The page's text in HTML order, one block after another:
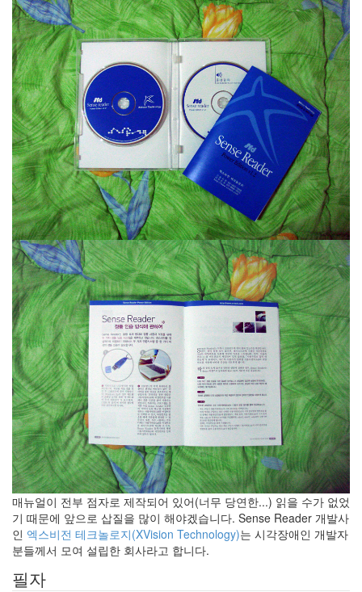
매뉴얼이 전부 점자로 제작되어 있어(너무 당연한...) 읽을 수가 없었
기 때문에 앞으로 삽질을 많이 해야겠습니다. Sense Reader 개발사
인 엑스비전 테크놀로지(XVision Technology)는 시각장애인 개발자
분들께서 모여 설립한 회사라고 합니다.
필자
시
간
웹
로
그
항
해
추
상
화
Svae The
Developer
휴
대
폰
data
Notices
Find!
Categories
전
체
130
따
뜻
한
이
야
기
33
차
가
이